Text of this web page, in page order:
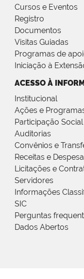
Cursos e Eventos
Registro
Documentos
Visitas Guiadas
Programas de
Iniciação à
ACESSO À
Institucional
Ações e
Participação Social
Auditorias
Convênios e
Receitas e
Licitações e
Servidores
Informações
SIC
Perguntas
Dados Abertos